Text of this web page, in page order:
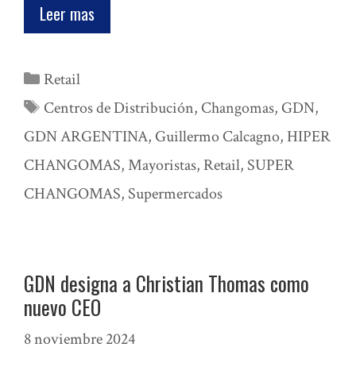
Leer mas
Categorías
Retail
Etiquetas
Centros de Distribución, Changomas, GDN,
GDN ARGENTINA, Guillermo Calcagno, HIPER
CHANGOMAS,Mayoristas, Retail, SUPER
CHANGOMAS, Supermercados
GDN designa a Christian Thomas como
nuevo CEO
8 noviembre 2024